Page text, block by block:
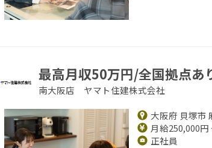
最高月収50万円/全国拠点あ
南大阪店 ヤマト住建株式会社
大阪府 貝塚市
月給250,000円
正社員